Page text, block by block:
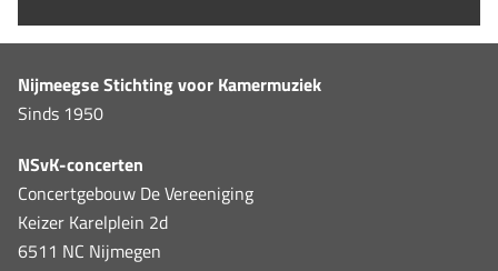
Nijmeegse Stichting voor Kamermuziek
Sinds 1950
NSvK-concerten
Concertgebouw De Vereeniging
Keizer Karelplein 2d
6511 NC Nijmegen